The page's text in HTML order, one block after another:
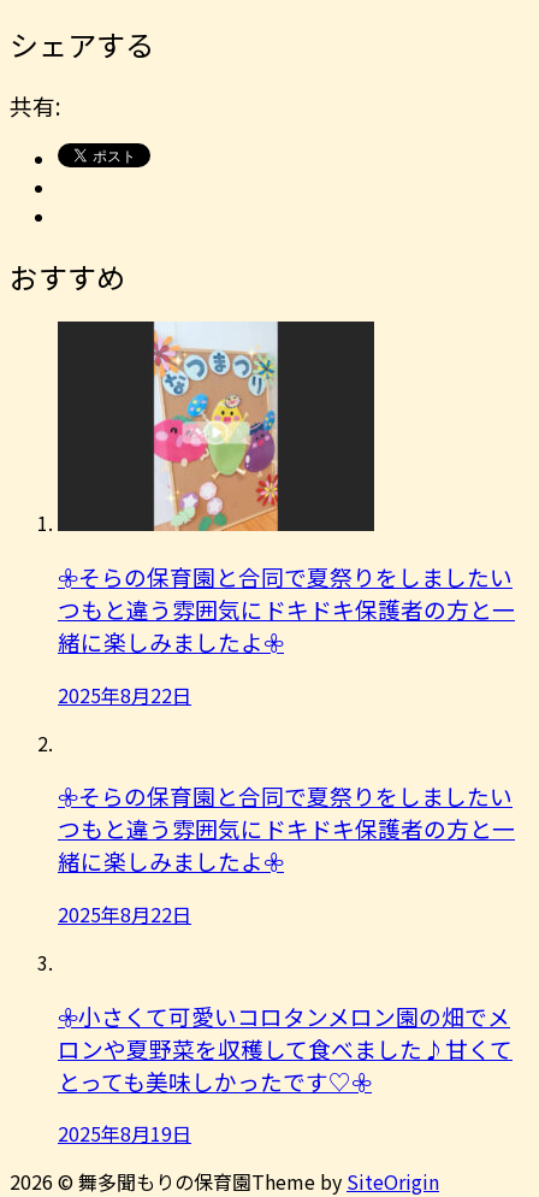
シェアする
共有:
おすすめ
𖧷そらの保育園と合同で夏祭りをしましたい
つもと違う雰囲気にドキドキ保護者の方と一
緒に楽しみましたよ︎𖧷
2025年8月22日
𖧷そらの保育園と合同で夏祭りをしましたい
つもと違う雰囲気にドキドキ保護者の方と一
緒に楽しみましたよ︎𖧷
2025年8月22日
𖧷小さくて可愛いコロタンメロン園の畑でメ
ロンや夏野菜を収穫して食べました♪甘くて
とっても美味しかったです♡𖧷
2025年8月19日
2026 © 舞多聞もりの保育園Theme by SiteOrigin